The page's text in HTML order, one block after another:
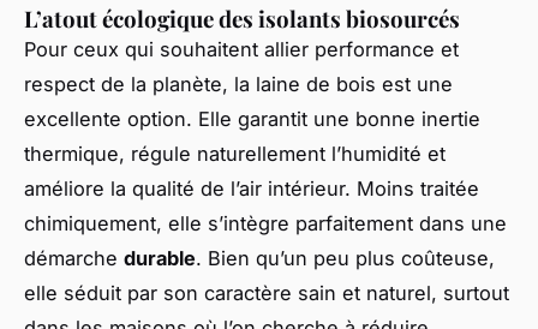
L’atout écologique des isolants biosourcés
Pour ceux qui souhaitent allier performance et
respect de la planète, la laine de bois est une
excellente option. Elle garantit une bonne inertie
thermique, régule naturellement l’humidité et
améliore la qualité de l’air intérieur. Moins traitée
chimiquement, elle s’intègre parfaitement dans une
démarche durable. Bien qu’un peu plus coûteuse,
elle séduit par son caractère sain et naturel, surtout